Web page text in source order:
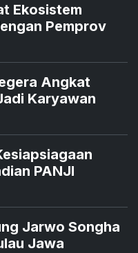
Ekosistem
Pemprov
Angkat
Karyawan
PANJI
Jarwo Songha
Jawa